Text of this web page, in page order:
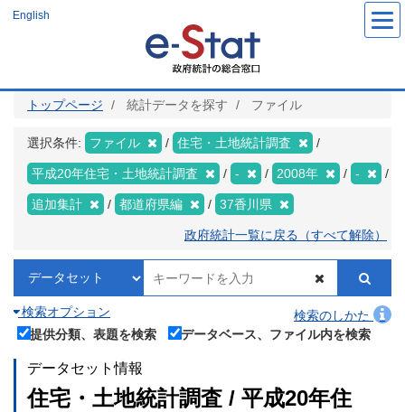
ツ
English
トップページ 統計データを探す ファイル
選択条件: ファイル 住宅・土地統計調査
平成20年住宅・土地統計調査 - 2008年 -
追加集計 都道府県編 37香川県
政府統計一覧に戻る（すべて解除）
検索オプション
検索のしかた
提供分類、表題を検索
データベース、ファイル内を検索
データセット情報
住宅・土地統計調査 / 平成20年住